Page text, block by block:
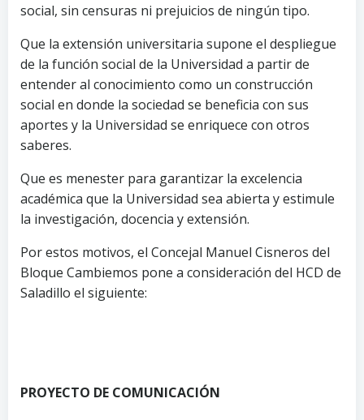
social, sin censuras ni prejuicios de ningún tipo.
Que la extensión universitaria supone el despliegue
de la función social de la Universidad a partir de
entender al conocimiento como un construcción
social en donde la sociedad se beneficia con sus
aportes y la Universidad se enriquece con otros
saberes.
Que es menester para garantizar la excelencia
académica que la Universidad sea abierta y estimule
la investigación, docencia y extensión.
Por estos motivos, el Concejal Manuel Cisneros del
Bloque Cambiemos pone a consideración del HCD de
Saladillo el siguiente:
PROYECTO DE COMUNICACIÓN